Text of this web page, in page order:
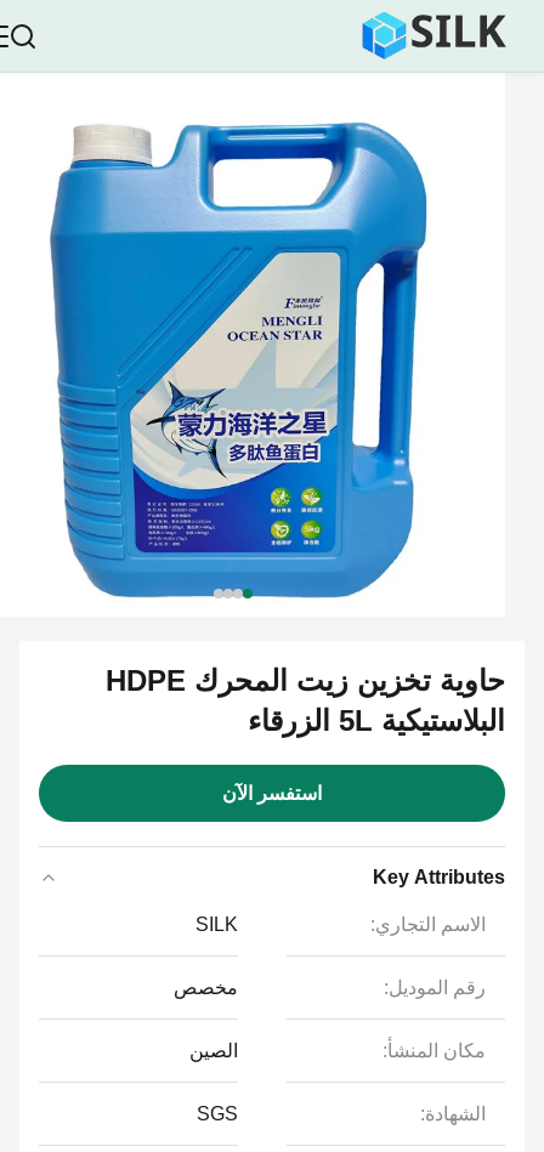
حاوية تخزين زيت المحرك HDPE
البلاستيكية 5L الزرقاء
استفسر الآن
Key Attributes
الاسم التجاري: SILK
رقم الموديل: مخصص
مكان المنشأ: الصين
الشهادة: SGS